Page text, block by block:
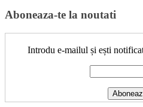
Aboneaza-te la noutati
Introdu e-mailul și ești